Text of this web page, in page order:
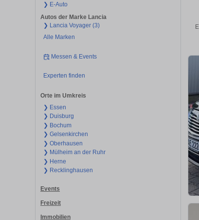
❯ E-Auto
Autos der Marke Lancia
❯ Lancia Voyager (3)
Alle Marken
Messen & Events
Experten finden
Orte im Umkreis
❯ Essen
❯ Duisburg
❯ Bochum
❯ Gelsenkirchen
❯ Oberhausen
❯ Mülheim an der Ruhr
❯ Herne
❯ Recklinghausen
Events
Freizeit
Immobilien